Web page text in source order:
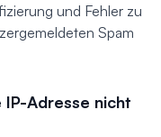
und Fehler zu
Spam
IP-Adresse nicht